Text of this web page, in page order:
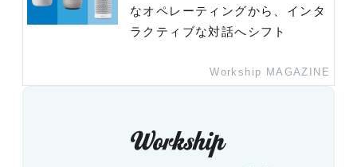
なオペレーティングから、インタ
ラクティブな対話へシフト
Workship MAGAZINE